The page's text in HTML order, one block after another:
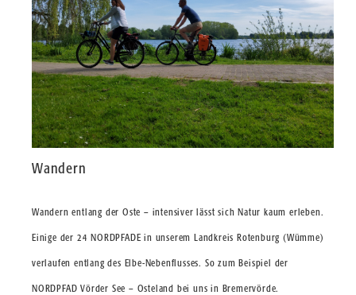
Wandern
Wandern entlang der Oste – intensiver lässt sich Natur kaum erleben.
Einige der 24 NORDPFADE in unserem Landkreis Rotenburg (Wümme)
verlaufen entlang des Elbe-Nebenflusses. So zum Beispiel der
NORDPFAD Vörder See – Osteland bei uns in Bremervörde.